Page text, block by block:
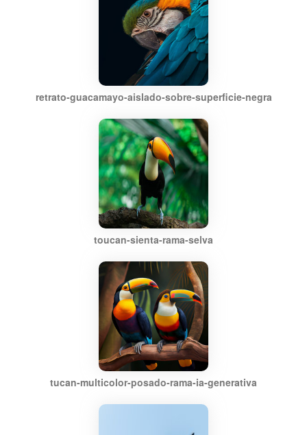
retrato-guacamayo-aislado-sobre-superficie-negra
toucan-sienta-rama-selva
tucan-multicolor-posado-rama-ia-generativa